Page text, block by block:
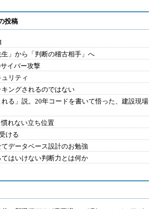
投稿
」から「判断の稽古相手」へ
イバー攻撃
リティ
ングされるのではない
れる」説。20年コードを書いて悟った、建設現場
れない立ち位置
ける
データベース設計のお勉強
はいけない判断力とは何か